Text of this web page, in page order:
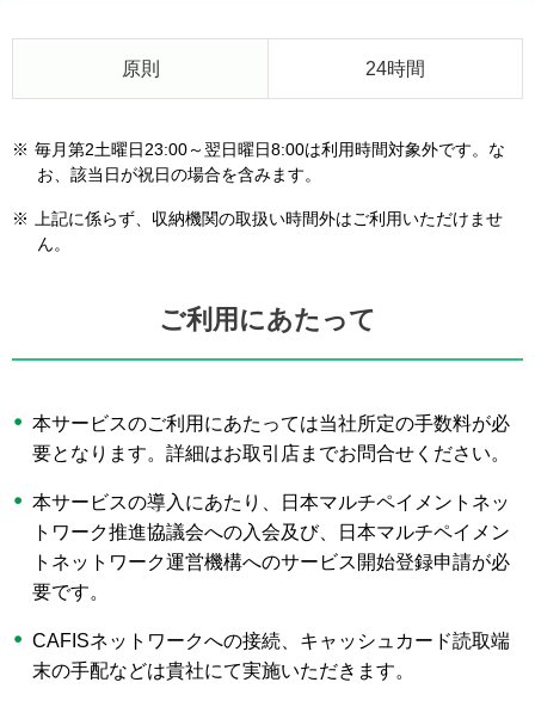
原則 24時間
※ 毎月第2土曜日23:00～翌日曜日8:00は利用時間対象外です。な
お、該当日が祝日の場合を含みます。
※
上記に係らず、収納機関の取扱い時間外はご利用いただけませ
ん。
ご利用にあたって
本サービスのご利用にあたっては当社所定の手数料が必
要となります。詳細はお取引店までお問合せください。
本サービスの導入にあたり、日本マルチペイメントネッ
トワーク推進協議会への入会及び、日本マルチペイメン
トネットワーク運営機構へのサービス開始登録申請が必
要です。
CAFISネットワークへの接続、キャッシュカード読取端
末の手配などは貴社にて実施いただきます。